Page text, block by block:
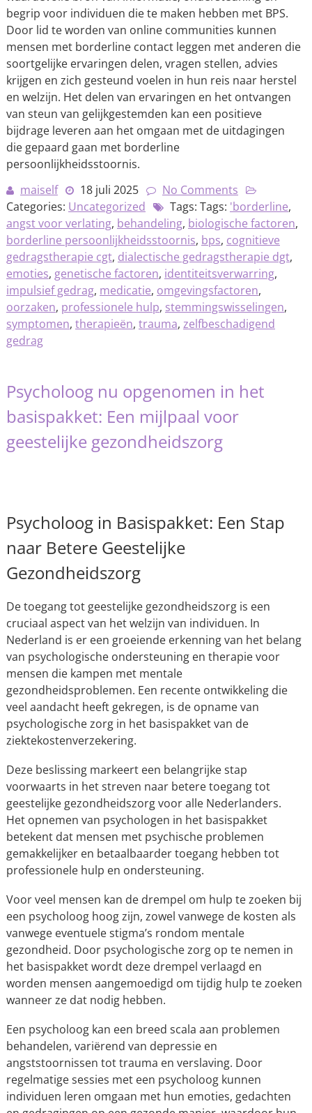
begrip voor individuen die te maken hebben met BPS.
Door lid te worden van online communities kunnen
mensen met borderline contact leggen met anderen die
soortgelijke ervaringen delen, vragen stellen, advies
krijgen en zich gesteund voelen in hun reis naar herstel
en welzijn. Het delen van ervaringen en het ontvangen
van steun van gelijkgestemden kan een positieve
bijdrage leveren aan het omgaan met de uitdagingen
die gepaard gaan met borderline
persoonlijkheidsstoornis.
maiself
18 juli 2025
No Comments
Categories: Uncategorized Tags: Tags: 'borderline,
angst voor verlating, behandeling, biologische factoren,
borderline persoonlijkheidsstoornis, bps, cognitieve
gedragstherapie cgt, dialectische gedragstherapie dgt,
emoties, genetische factoren, identiteitsverwarring,
impulsief gedrag, medicatie, omgevingsfactoren,
oorzaken, professionele hulp, stemmingswisselingen,
symptomen, therapieën, trauma, zelfbeschadigend
gedrag
Psycholoog nu opgenomen in het
basispakket: Een mijlpaal voor
geestelijke gezondheidszorg
Psycholoog in Basispakket: Een Stap
naar Betere Geestelijke
Gezondheidszorg
De toegang tot geestelijke gezondheidszorg is een
cruciaal aspect van het welzijn van individuen. In
Nederland is er een groeiende erkenning van het belang
van psychologische ondersteuning en therapie voor
mensen die kampen met mentale
gezondheidsproblemen. Een recente ontwikkeling die
veel aandacht heeft gekregen, is de opname van
psychologische zorg in het basispakket van de
ziektekostenverzekering.
Deze beslissing markeert een belangrijke stap
voorwaarts in het streven naar betere toegang tot
geestelijke gezondheidszorg voor alle Nederlanders.
Het opnemen van psychologen in het basispakket
betekent dat mensen met psychische problemen
gemakkelijker en betaalbaarder toegang hebben tot
professionele hulp en ondersteuning.
Voor veel mensen kan de drempel om hulp te zoeken bij
een psycholoog hoog zijn, zowel vanwege de kosten als
vanwege eventuele stigma’s rondom mentale
gezondheid. Door psychologische zorg op te nemen in
het basispakket wordt deze drempel verlaagd en
worden mensen aangemoedigd om tijdig hulp te zoeken
wanneer ze dat nodig hebben.
Een psycholoog kan een breed scala aan problemen
behandelen, variërend van depressie en
angststoornissen tot trauma en verslaving. Door
regelmatige sessies met een psycholoog kunnen
individuen leren omgaan met hun emoties, gedachten